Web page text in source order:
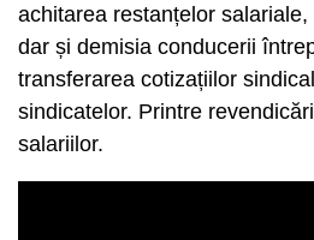
achitarea restanțelor
dar și demisia conducerii
transferarea cotizațiilor
sindicatelor. Printre
salariilor.